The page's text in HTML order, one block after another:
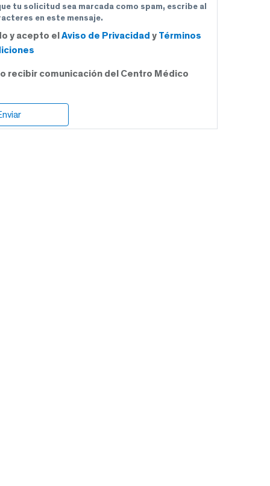
tu solicitud sea marcada como spam, escribe al
en este mensaje.
y acepto elAviso de Privacidad y Términos
recibir comunicación del Centro Médico